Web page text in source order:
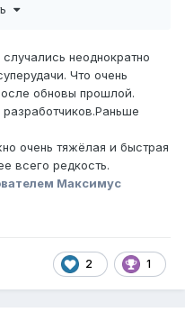
неоднократно
Что очень
обновы прошлой.
очень тяжёлая и быстрая
всего редкость.
Максимус
2 1